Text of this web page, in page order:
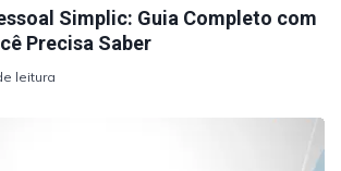
Simplic: Guia Completo com
Precisa Saber
leitura